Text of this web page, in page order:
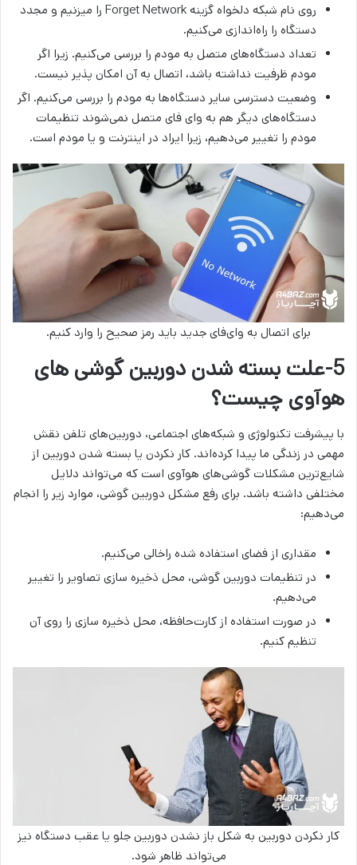
روی نام شبکه دلخواه گزینه Forget Network را می­زنیم و مجدد
دستگاه را راه‌اندازی می‌کنیم.
تعداد دستگاه‌های متصل به مودم را بررسی می‌کنیم. زیرا اگر
مودم ظرفیت نداشته باشد، اتصال به آن امکان پذیر نیست.
وضعیت دسترسی سایر دستگاه‌ها به مودم را بررسی می‌کنیم. اگر
دستگاه‌های دیگر هم به وای فای متصل نمی‌شوند تنظیمات
مودم را تغییر می‌دهیم، زیرا ایراد در اینترنت و یا مودم است.
برای اتصال به وای‌فای جدید باید رمز صحیح را وارد کنیم.
5-علت بسته شدن دوربین گوشی های
هوآوی چیست؟
با پیشرفت تکنولوژی و شبکه‌های اجتماعی، دوربین‌های تلفن نقش
مهمی در زندگی ما پیدا کرده‌اند. کار نکردن یا بسته شدن دوربین از
شایع‌ترین مشکلات گوشی‌های هوآوی است که‌ می‌تواند دلایل
مختلفی داشته باشد. برای رفع مشکل دوربین گوشی، موارد زیر را انجام
می‌دهیم:
مقداری از فضای استفاده شده راخالی می‌کنیم.
در تنظیمات دوربین گوشی، محل ذخیره سازی تصاویر را تغییر
می‌دهیم.
در صورت استفاده از کارت‌حافظه، محل ذخیره سازی را روی آن
تنظیم کنیم.
کار نکردن دوربین به شکل باز نشدن دوربین جلو یا عقب دستگاه نیز
می‌تواند ظاهر شود.